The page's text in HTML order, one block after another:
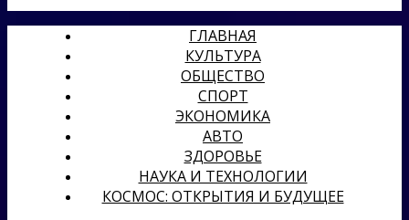
ГЛАВНАЯ
КУЛЬТУРА
ОБЩЕСТВО
СПОРТ
ЭКОНОМИКА
АВТО
ЗДОРОВЬЕ
НАУКА И ТЕХНОЛОГИИ
КОСМОС: ОТКРЫТИЯ И БУДУЩЕЕ